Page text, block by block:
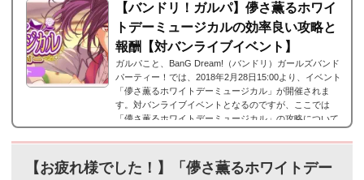
【バンドリ！ガルパ】儚さ薫るホワイ
トデーミュージカルの効率良い攻略と
報酬【対バンライブイベント】
ガルパこと、BanG Dream!（バンドリ）ガールズバンド
パーティー！では、2018年2月28日15:00より、イベント
「儚さ薫るホワイトデーミュージカル」が開催されま
す。対バンライブイベントとなるのですが、ここでは
「儚さ薫るホワイトデーミュージカル」の攻略について
ル」詳細■開催期間:2018年2月28日15:00 ～ 3月8日 20:59
■結果発表:2018年3月8日 21:10 ～ それでは、バンドリ！
ガールズバンドパーティ（ガルパ）では対バンライブイ
【お疲れ様でした！】「儚さ薫るホワイトデー